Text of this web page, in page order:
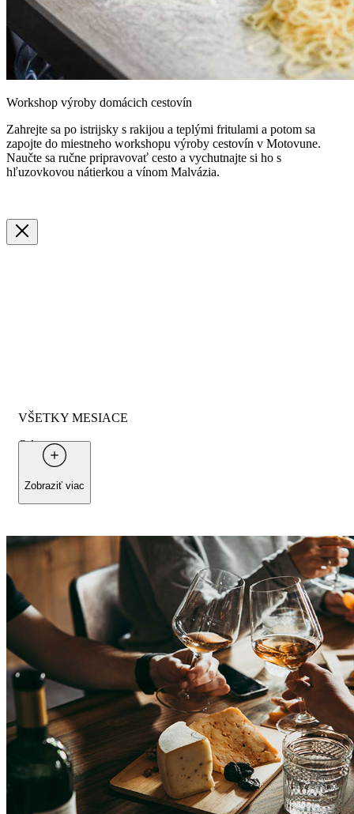
Workshop výroby domácich cestovín
Zahrejte sa po istrijsky s rakijou a teplými fritulami a potom sa
zapojte do miestneho workshopu výroby cestovín v Motovune.
Naučte sa ručne pripravovať cesto a vychutnajte si ho s
hľuzovkovou nátierkou a vínom Malvázia.
VŠETKY MESIACE
Od
440 € na osobu
Zobraziť viac